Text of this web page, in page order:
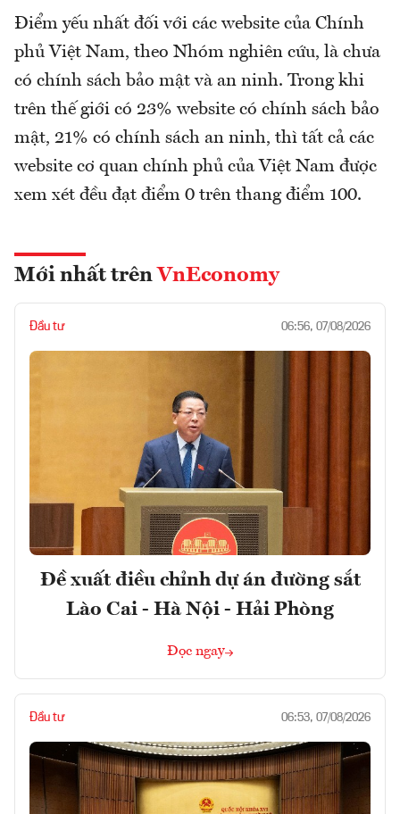
Điểm yếu nhất đối với các website của Chính
phủ Việt Nam, theo Nhóm nghiên cứu, là chưa
có chính sách bảo mật và an ninh. Trong khi
trên thế giới có 23% website có chính sách bảo
mật, 21% có chính sách an ninh, thì tất cả các
website cơ quan chính phủ của Việt Nam được
xem xét đều đạt điểm 0 trên thang điểm 100.
Mới nhất trên VnEconomy
Đầu tư 06:56, 07/08/2026
Đề xuất điều chỉnh dự án đường sắt
Lào Cai - Hà Nội - Hải Phòng
Đọc ngay
Đầu tư 06:53, 07/08/2026